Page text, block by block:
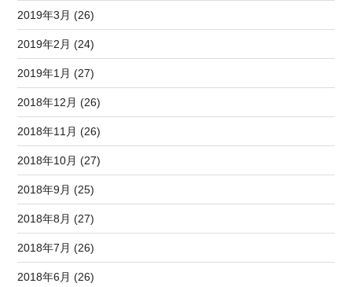
2019年3月 (26)
2019年2月 (24)
2019年1月 (27)
2018年12月 (26)
2018年11月 (26)
2018年10月 (27)
2018年9月 (25)
2018年8月 (27)
2018年7月 (26)
2018年6月 (26)